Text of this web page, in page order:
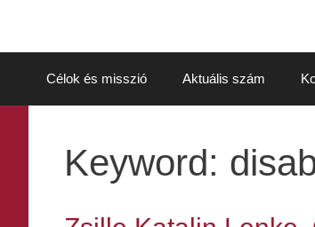
Célok és misszió Aktuális szám
Keyword: